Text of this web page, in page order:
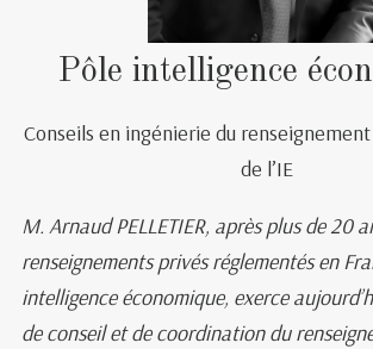
Pôle intelligence
Conseils en ingénierie du
de l’IE
M. Arnaud PELLETIER, après plus de 20
renseignements privés réglementés en
intelligence économique, exerce
de conseil et de coordination du